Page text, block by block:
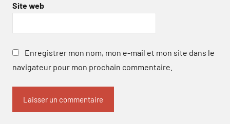
Site web
Enregistrer mon nom, mon e-mail et mon site dans le
navigateur pour mon prochain commentaire.